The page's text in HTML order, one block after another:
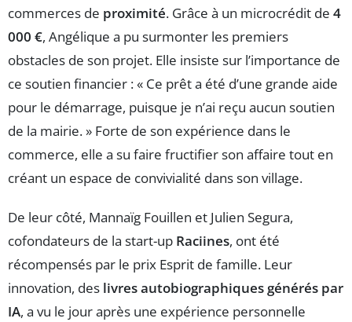
commerces de proximité. Grâce à un microcrédit de 4
000 €, Angélique a pu surmonter les premiers
obstacles de son projet. Elle insiste sur l’importance de
ce soutien financier : « Ce prêt a été d’une grande aide
pour le démarrage, puisque je n’ai reçu aucun soutien
de la mairie. » Forte de son expérience dans le
commerce, elle a su faire fructifier son affaire tout en
créant un espace de convivialité dans son village.
De leur côté, Mannaïg Fouillen et Julien Segura,
cofondateurs de la start-up Raciines, ont été
récompensés par le prix Esprit de famille. Leur
innovation, des livres autobiographiques générés par
IA, a vu le jour après une expérience personnelle